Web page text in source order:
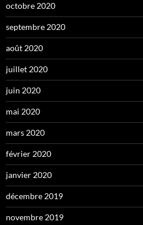
octobre 2020
septembre 2020
août 2020
juillet 2020
juin 2020
mai 2020
mars 2020
février 2020
janvier 2020
décembre 2019
novembre 2019